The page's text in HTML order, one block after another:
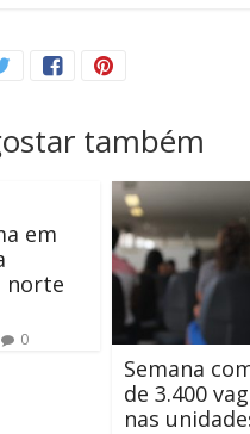
também
em
norte
0
Semana
de 3.400
nas